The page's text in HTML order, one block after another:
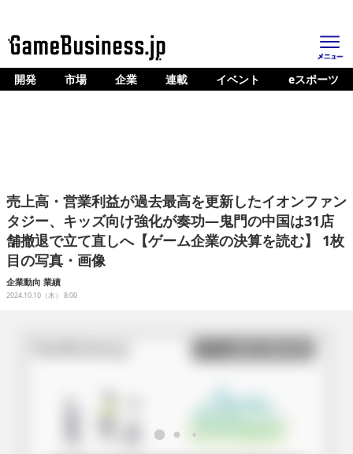
ホーム
企業動向
人材育成
産業政策
開発 市場 企業 連載 イベント eスポーツ
売上高・営業利益が過去最高を更新したイオンファン
タジー、キッズ向け強化が奏功―鬼門の中国は31店
舗撤退で立て直しへ【ゲーム企業の決算を読む】 1枚
目の写真・画像
企業動向 業績
2024.10.10（木） 8:00